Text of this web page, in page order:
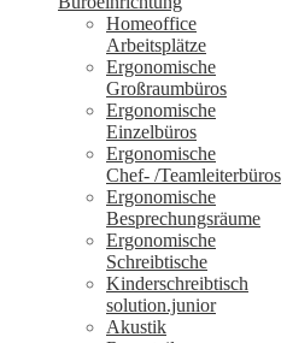
Homeoffice
Arbeitsplätze
Ergonomische
Großraumbüros
Ergonomische
Einzelbüros
Ergonomische
Chef- /Teamleiterbüros
Ergonomische
Besprechungsräume
Ergonomische
Schreibtische
Kinderschreibtisch
solution.junior
Akustik